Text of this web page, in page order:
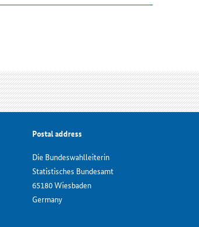
Postal address
Die Bundeswahlleiterin
Statistisches Bundesamt
65180 Wiesbaden
Germany